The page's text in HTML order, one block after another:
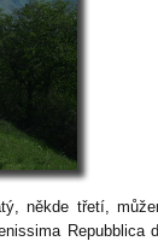
někde třetí,
Repubblica